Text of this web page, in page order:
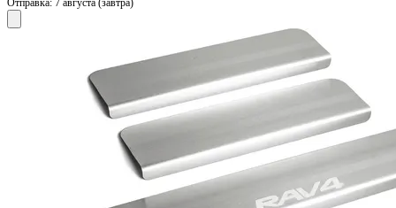
Отправка: 7 августа (завтра)